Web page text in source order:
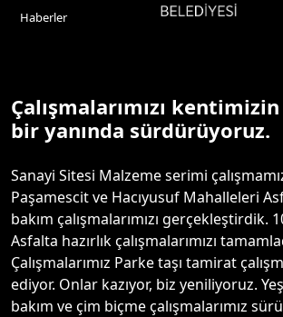
Haberler
Çalışmalarımızı
bir yanında sürdürüyoruz.
Sanayi Sitesi Malzeme serimi
Paşamescit ve Hacıyusuf Mahalleleri
bakım çalışmalarımızı gerçekleştirdik.
Asfalta hazırlık çalışmalarımızı
Çalışmalarımız Parke taşı tamirat
ediyor. Onlar kazıyor, biz yeniliyoruz.
bakım ve çim biçme çalışmalarımız